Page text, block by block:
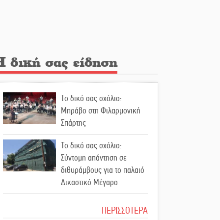
Κλήρωσε για τον Αστέρα
Οδύνη στην Απιδιά για τον
χαμό της 29χρονης Ελένης
σε τροχαίο
«Σφραγίδα» έργου και
απολογισμού στο
Παναρκαδικό από τον Κυρ.
Διαμαντάκο
Μια «χρυσή» ελαιοκομική
δική σας είδηση
Το δικό σας σχόλιο:
Μπράβο στη Φιλαρμονική
Σπάρτης
Το δικό σας σχόλιο:
Σύντομη απάντηση σε
διθυράμβους για το παλαιό
Δικαστικό Μέγαρο
Το δικό σας σχόλιο: Ιερή
ΠΕΡΙΣΣΟΤΕΡΑ